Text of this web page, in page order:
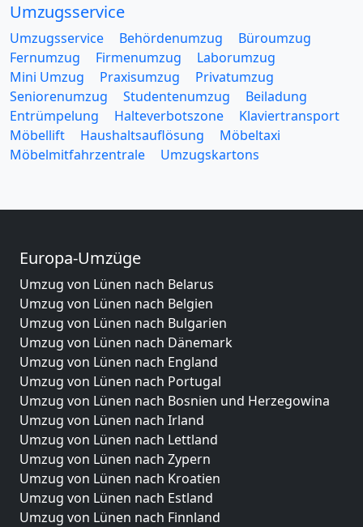
Umzugsservice
Umzugsservice Behördenumzug
Büroumzug
Fernumzug
Firmenumzug
Laborumzug
Mini Umzug
Praxisumzug
Privatumzug
Seniorenumzug
Studentenumzug
Beiladung
Entrümpelung
Halteverbotszone
Klaviertransport
Möbellift
Haushaltsauflösung
Möbeltaxi
Möbelmitfahrzentrale
Umzugskartons
Europa-Umzüge
Umzug von Lünen nach Belarus
Umzug von Lünen nach Belgien
Umzug von Lünen nach Bulgarien
Umzug von Lünen nach Dänemark
Umzug von Lünen nach England
Umzug von Lünen nach Portugal
Umzug von Lünen nach Bosnien und Herzegowina
Umzug von Lünen nach Irland
Umzug von Lünen nach Lettland
Umzug von Lünen nach Zypern
Umzug von Lünen nach Kroatien
Umzug von Lünen nach Estland
Umzug von Lünen nach Finnland